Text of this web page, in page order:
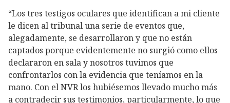
“Los tres testigos oculares que identifican a mi cliente
le dicen al tribunal una serie de eventos que,
alegadamente, se desarrollaron y que no están
captados porque evidentemente no surgió como ellos
declararon en sala y nosotros tuvimos que
confrontarlos con la evidencia que teníamos en la
mano. Con el NVR los hubiésemos llevado mucho más
a contradecir sus testimonios, particularmente, lo que